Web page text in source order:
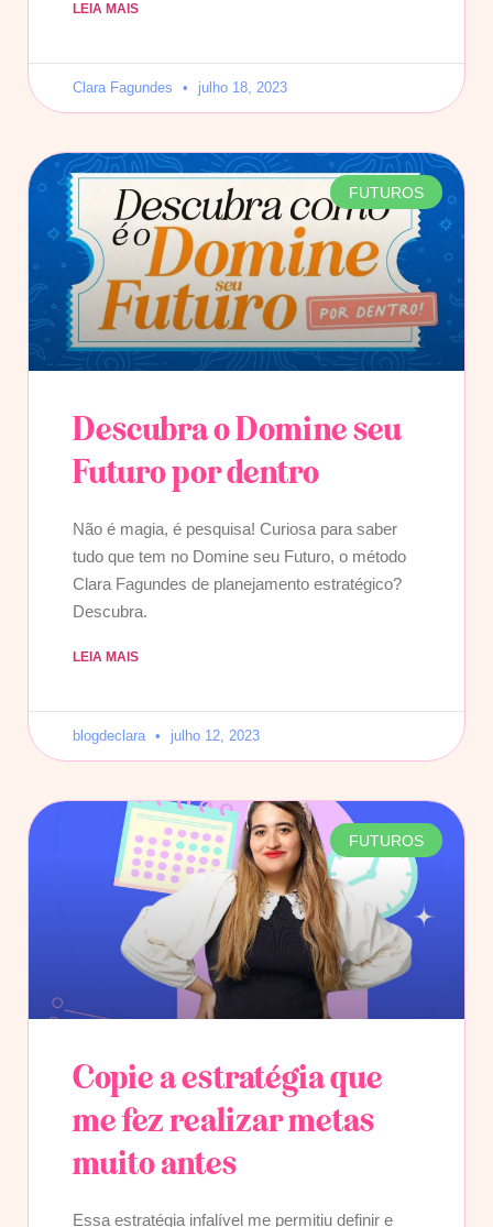
LEIA MAIS
Clara Fagundes julho 18, 2023
FUTUROS
Descubra o Domine seu
Futuro por dentro
Não é magia, é pesquisa! Curiosa para saber
tudo que tem no Domine seu Futuro, o método
Clara Fagundes de planejamento estratégico?
Descubra.
LEIA MAIS
blogdeclara julho 12, 2023
FUTUROS
Copie a estratégia que
me fez realizar metas
muito antes
Essa estratégia infalível me permitiu definir e